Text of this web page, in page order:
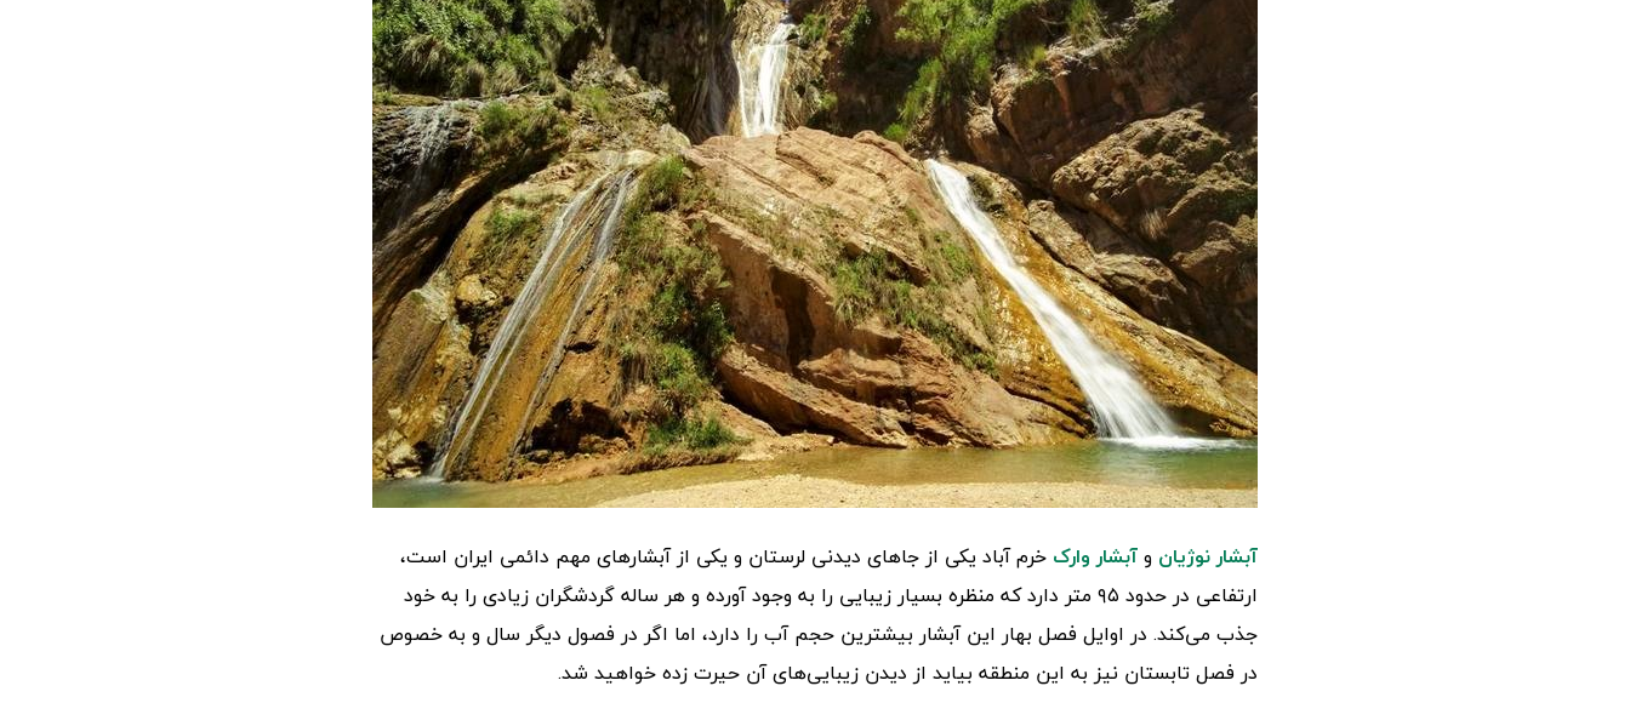
آبشار نوژیان وآبشار وارک خرم آباد یکی از جاهای دیدنی لرستان و یکی از آبشار‌های مهم دائمی ایران است،
ارتفاعی در حدود ۹۵ متر دارد که منظره بسیار زیبایی را به وجود آورده و هر ساله گردشگران زیادی را به خود
جذب می‌کند. در اوایل فصل بهار این آبشار بیشترین حجم آب را دارد، اما اگر در فصول دیگر سال و به خصوص
در فصل تابستان نیز به این منطقه بیاید از دیدن زیبایی‌های آن حیرت زده خواهید شد.